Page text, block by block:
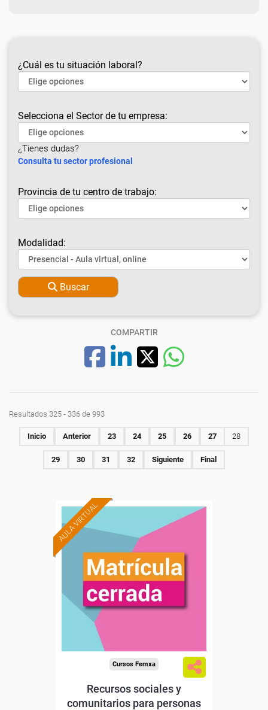
¿Cuál es tu situación laboral?
Selecciona el Sector de tu empresa:
¿Tienes dudas?
Consulta tu sector profesional
Provincia de tu centro de trabajo:
Modalidad:
Buscar
COMPARTIR
Resultados 325 - 336 de 993
Inicio Anterior 23 24 25 26 27 28
29 30 31 32 Siguiente Final
AULA VIRTUAL
Cursos Femxa
Recursos sociales y
comunitarios para personas